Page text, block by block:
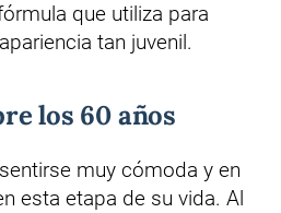
que utiliza para
tan juvenil.
los 60 años
muy cómoda y en
esta etapa de su vida. Al